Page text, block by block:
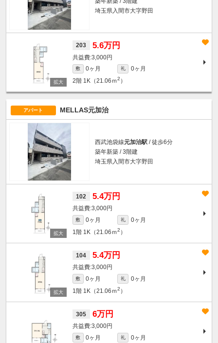
埼玉県入間市大字野田
203 5.6万円
3,000円
敷 0ヶ月 礼
0ヶ月
2階 1K（21.06ｍ2 ）
アパート MELLAS元加治
西武池袋線元加治駅 / 徒歩6分
築年新築 / 3階建
埼玉県入間市大字野田
102 5.4万円
3,000円
敷 0ヶ月 礼
0ヶ月
1階 1K（21.06ｍ2 ）
104 5.4万円
3,000円
敷 0ヶ月 礼
0ヶ月
1階 1K（21.06ｍ2 ）
305 6万円
3,000円
敷 0ヶ月 礼
0ヶ月